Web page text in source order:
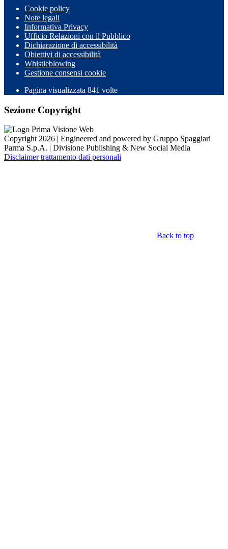
Cookie policy
Note legali
Informativa Privacy
Ufficio Relazioni con il Pubblico
Dichiarazione di accessibilità
Obiettivi di accessibilità
Whistleblowing
Gestione consensi cookie
Pagina visualizzata 841 volte
Sezione Copyright
Copyright 2026 | Engineered and powered by Gruppo Spaggiari
Parma S.p.A. | Divisione Publishing & New Social Media
Disclaimer trattamento dati personali
Back to top